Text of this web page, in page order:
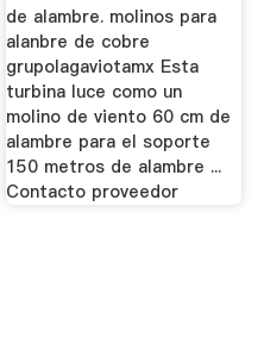
de alambre. molinos para
alanbre de cobre
grupolagaviotamx Esta
turbina luce como un
molino de viento 60 cm de
alambre para el soporte
150 metros de alambre ...
Contacto proveedor